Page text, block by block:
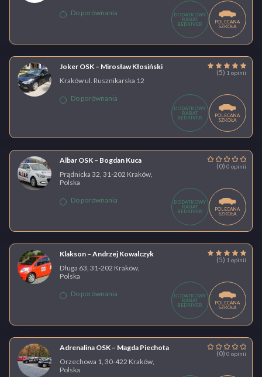
Do porównania
DODATKOWY
RABAT
BEDRIVER
POLECANA
SZKOŁA
Joker OSK – Mirosław Kłosiński
(5) 1 opinii
Kraków ul. Rusznikarska 12
Do porównania
DODATKOWY
RABAT
BEDRIVER
POLECANA
SZKOŁA
Albar OSK – Bogdan Kuca
(0) 0 opinii
Prądnicka 32, 31-202 Kraków,
Polska
Do porównania
DODATKOWY
RABAT
BEDRIVER
POLECANA
SZKOŁA
Klakson – Andrzej Kowalczyk
(5) 1 opinii
Długa 63, 31-202 Kraków,
Polska
Do porównania
DODATKOWY
RABAT
BEDRIVER
POLECANA
SZKOŁA
Adrenalina OSK – Magda Piechota
(0) 0 opinii
Orzechowa 1, 30-422 Kraków,
Polska